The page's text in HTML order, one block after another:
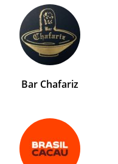
Bar Chafariz